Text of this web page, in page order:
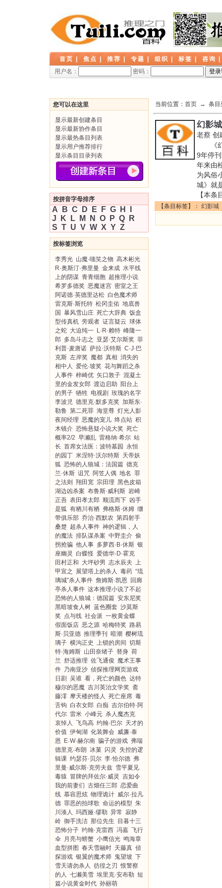
首页 焦点 推荐 专题 组织 标签 咨询
用户名：
密码：
您可以在这里
显示最新创建条目
显示最新协作条目
显示最热条目列表
显示用户推荐排行
显示条目目录列表
按拼音字母排序
A B C D E F G H
J
K L M N O P Q
R
S T U V W X Y Z
按标签浏览
李秀光 山魔·嗤笑之物 高木彬光
R·奥斯汀·弗里曼 金来成 水平线
上的阴谋 青青细胞 超推理小说
希罗多德奖 恶魔迷宫 密室之王
阿诺德·英德里达松 白色魔术师
雷克斯·斯托特 松冈圭佑 地底兽
国 暴风雪山庄 死亡大辞典 饭盒
型传真机 旁观者 证言疑云 球体
之蛇 大迫纯一 L·R·赖特 峰隆一
郎 多岛斗志之 亚瑟·艾尔斯奖 菲
利普·麦唐诺 萨拉·沃特斯 C·J·巴
克斯 左岸奖 魔都 真相 消失的
相中人 爱伦·坡奖 花与舞蹈之杀
人事件 梓崎优 矢口敦子 混凝土
里的金发女郎 渡边启助
阳台上
的男子 牺牲 电视剧 玫瑰的名字
李波児 德里克·默多克奖 加斯东·
勒鲁 第二死罪 海堂尊 灯光人影
夜间经理 恶魔的宠儿 终点站 积
木镜介 恐怖悬疑小说大奖 死亡
概率2/2 早濑乱 雷格纳·希尔 站
长 首席女法医：波特墓园
永恒
的园丁 米涅特·沃尔特斯 天帝妖
狐 恐怖的人狼城：法国篇 德克
兰·休斯 诅咒 阿笠人偶 地名 罪
之法则
翔田宽 宗田理 黑色皮箱
湖边凶杀案 布鲁斯·威利斯 岩崎
正吾 表田孝太郎 顺流而下 凶手
是狐 有栖川有栖 弗格斯·休姆 绷
带俱乐部 乔治·西默农 第四射手
桑楚 超杀人事件 神的逻辑，人
的魔法 排队谋杀案 中野圭介 偷
拐抢骗 他人事 多萝西·B·休斯 银
座幽灵
白蝶怪 爱德华·D·霍克
田村正和 大坪砂男 志水辰夫 上
甲宣之
展望塔上的杀人 毒药 “琉
璃城”杀人事件 詹姆斯·凯恩
回廊
亭杀人事件 这本推理小说了不起
恐怖的人狼城：德国篇 安东尼奖
黑暗坡食人树 蓝色圈套 沙莫斯
奖 点与线 社会派 一枚黄金蝶
假面饭店 恶之源 哈梅特奖 路易
斯·贝亚德 推理季刊 暗潮 樱树琉
璃子 横沟正史 上锁的房间 切斯
特·海姆斯 山田奈绪子 替身 荷
兰 舒适推理 佐飞通俊 魔术王事
件 乃南亚沙 侦探推理网页游戏
日剧 吴谁 看，死亡的颜色 达特
穆尔的恶魔 吉川英治文学奖 斋
藤澪 摩天楼的怪人 死亡座席 毒
舌钩 白衣女郎 白痴 吉尔伯特·阿
代尔 雷米 小峰元 杀人魔杰克
哀悼人 飞鸟高 约翰·巴尔 天才的
价值 伊甸湖 化装舞会 威廉·泰
恩
E·W·赫尔南 骗子的游戏 弗瑞
德里克·布朗 冰菓 闪灵
失控的逻
辑课 约瑟芬·贝尔 李·恰尔德 弗
里曼·威尔斯·克劳夫兹 雪平夏见
毒猿 冒牌的拜佐尔·威灵 吉如令
我的前妻们 古畑任三郎 恋爱曲
线 慕容思炫 物理诡计 威尔·拉凡
德 罪恶的拍球歌 命运的模型 朱
川湊人 玛西娅·缪勒 异常 寂静
岭 御手洗洁 那位先生
目暮十三
恐怖分子 约翰·克雷西 冯嘉 飞行
伞 月亮与螃蟹 小鹰信光 鸣海章
血型拼图 春天雪融时 天藤真 侦
探游戏 银翼的魔术师 鬼望坡 下
雪天请勿杀人 彷徨之刃 恨警察
的人 七濑美雪 埃里克·安布勒 短
篇小说黄金时代 孙丽萌
当前位置： 首页 → 条目
幻影城
老蔡 创
《幻
9年停
年来由
为风俗
城》就
【本条
【条目标签】： 幻影城